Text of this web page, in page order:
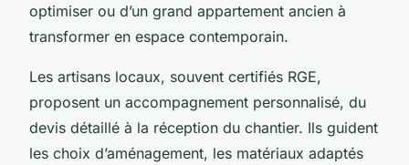
optimiser ou d’un grand appartement ancien à
transformer en espace contemporain.
Les artisans locaux, souvent certifiés RGE,
proposent un accompagnement personnalisé, du
devis détaillé à la réception du chantier. Ils guident
les choix d’aménagement, les matériaux adaptés